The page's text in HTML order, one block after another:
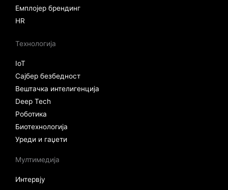
Емплојер брендинг
HR
Технологија
IoT
Сајбер безбедност
Вештачка интелигенција
Deep Tech
Роботика
Биотехнологија
Уреди и гаџети
Мултимедија
Интервју